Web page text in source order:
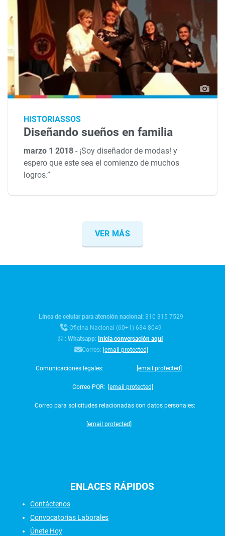
HISTORIASSOS
Diseñando sueños en familia
marzo 1 2018- ¡Soy diseñador de modas! y
espero que este sea el comienzo de muchos
logros.”
VER MÁS
Línea de celular para atención nacional:310 315 7529
Oficina Nacional (60+1) 634-8049
:Whatsapp:Inicia conversación aquí
Correo: [email protected]
Comunicaciones legales: [email protected]
Correo PQR: [email protected]
Correo para solicitudes relacionadas con datos personales:
[email protected]
ENLACES RÁPIDOS
Contáctenos
Convocatorias Laborales
Únete Hoy